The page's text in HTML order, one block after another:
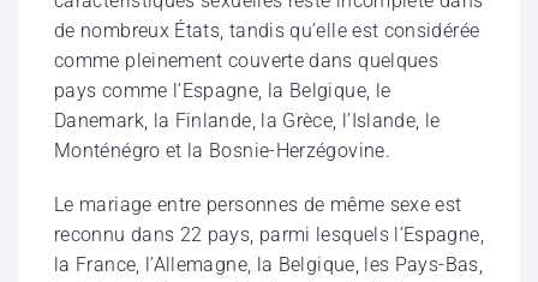
de nombreux États, tandis qu’elle est considérée
comme pleinement couverte dans quelques
pays comme l’Espagne, la Belgique, le
Danemark, la Finlande, la Grèce, l’Islande, le
Monténégro et la Bosnie-Herzégovine.
Le mariage entre personnes de même sexe est
reconnu dans 22 pays, parmi lesquels l’Espagne,
la France, l’Allemagne, la Belgique, les Pays-Bas,